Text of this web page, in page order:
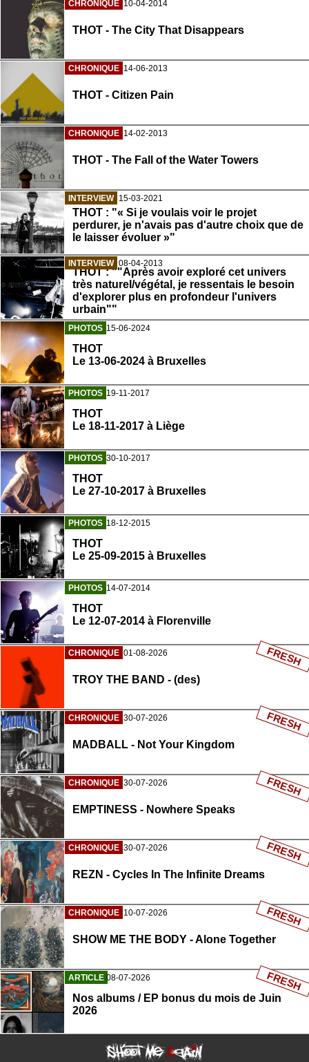
CHRONIQUE 10-04-2014
THOT - The City That Disappears
CHRONIQUE 14-06-2013
THOT - Citizen Pain
CHRONIQUE 14-02-2013
THOT - The Fall of the Water Towers
INTERVIEW 15-03-2021
THOT : "« Si je voulais voir le projet
perdurer, je n'avais pas d'autre choix que de
le laisser évoluer »"
INTERVIEW 08-04-2013
THOT : ""Après avoir exploré cet univers
très naturel/végétal, je ressentais le besoin
d'explorer plus en profondeur l'univers
urbain""
PHOTOS 15-06-2024
THOT
Le 13-06-2024 à Bruxelles
PHOTOS 19-11-2017
THOT
Le 18-11-2017 à Liège
PHOTOS 30-10-2017
THOT
Le 27-10-2017 à Bruxelles
PHOTOS 18-12-2015
THOT
Le 25-09-2015 à Bruxelles
PHOTOS 14-07-2014
THOT
Le 12-07-2014 à Florenville
CHRONIQUE 01-08-2026
TROY THE BAND - (des)
FRESH
CHRONIQUE 30-07-2026
MADBALL - Not Your Kingdom
FRESH
CHRONIQUE 30-07-2026
EMPTINESS - Nowhere Speaks
FRESH
CHRONIQUE 30-07-2026
REZN - Cycles In The Infinite Dreams
FRESH
CHRONIQUE 10-07-2026
SHOW ME THE BODY - Alone Together
FRESH
ARTICLE 08-07-2026
Nos albums / EP bonus du mois de Juin
2026
FRESH